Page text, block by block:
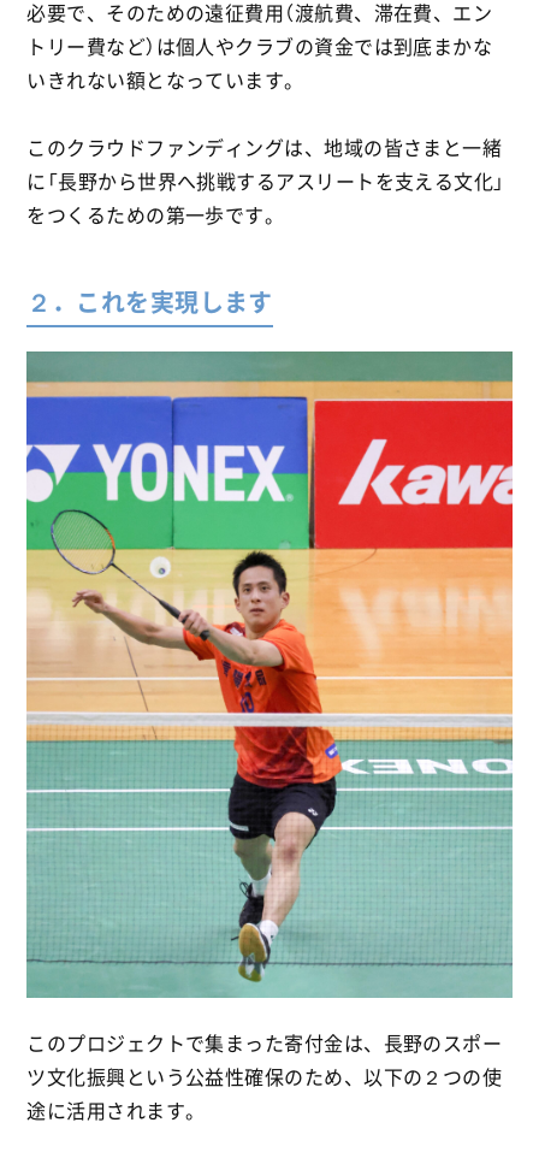
必要で、そのための遠征費用（渡航費、滞在費、エン
トリー費など）は個人やクラブの資金では到底まかな
いきれない額となっています。
このクラウドファンディングは、地域の皆さまと一緒
に「長野から世界へ挑戦するアスリートを支える文化」
をつくるための第一歩です。
２．これを実現します
このプロジェクトで集まった寄付金は、長野のスポー
ツ文化振興という公益性確保のため、以下の２つの使
途に活用されます。